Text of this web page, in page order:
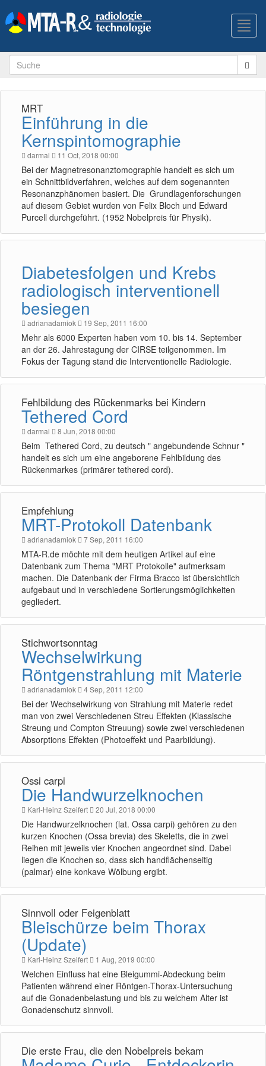
MRT
Einführung in die
Kernspintomographie
darmal 11 Oct, 2018 00:00
Bei der Magnetresonanztomographie handelt es sich um
ein Schnittbildverfahren, welches auf dem sogenannten
Resonanzphänomen basiert. Die Grundlagenforschungen
auf diesem Gebiet wurden von Felix Bloch und Edward
Purcell durchgeführt. (1952 Nobelpreis für Physik).
Diabetesfolgen und Krebs
radiologisch interventionell
besiegen
adrianadamiok 19 Sep, 2011 16:00
Mehr als 6000 Experten haben vom 10. bis 14. September
an der 26. Jahrestagung der CIRSE teilgenommen. Im
Fokus der Tagung stand die Interventionelle Radiologie.
Fehlbildung des Rückenmarks bei Kindern
Tethered Cord
darmal 8 Jun, 2018 00:00
Beim Tethered Cord, zu deutsch " angebundende Schnur "
handelt es sich um eine angeborene Fehlbildung des
Rückenmarkes (primärer tethered cord).
Empfehlung
MRT-Protokoll Datenbank
adrianadamiok 7 Sep, 2011 16:00
MTA-R.de möchte mit dem heutigen Artikel auf eine
Datenbank zum Thema "MRT Protokolle" aufmerksam
machen. Die Datenbank der Firma Bracco ist übersichtlich
aufgebaut und in verschiedene Sortierungsmöglichkeiten
gegliedert.
Stichwortsonntag
Wechselwirkung
Röntgenstrahlung mit Materie
adrianadamiok 4 Sep, 2011 12:00
Bei der Wechselwirkung von Strahlung mit Materie redet
man von zwei Verschiedenen Streu Effekten (Klassische
Streung und Compton Streuung) sowie zwei verschiedenen
Absorptions Effekten (Photoeffekt und Paarbildung).
Ossi carpi
Die Handwurzelknochen
Karl-Heinz Szeifert 20 Jul, 2018 00:00
Die Handwurzelknochen (lat. Ossa carpi) gehören zu den
kurzen Knochen (Ossa brevia) des Skeletts, die in zwei
Reihen mit jeweils vier Knochen angeordnet sind. Dabei
liegen die Knochen so, dass sich handflächenseitig
(palmar) eine konkave Wölbung ergibt.
Sinnvoll oder Feigenblatt
Bleischürze beim Thorax
(Update)
Karl-Heinz Szeifert 1 Aug, 2019 00:00
Welchen Einfluss hat eine Bleigummi-Abdeckung beim
Patienten während einer Röntgen-Thorax-Untersuchung
auf die Gonadenbelastung und bis zu welchem Alter ist
Gonadenschutz sinnvoll.
Die erste Frau, die den Nobelpreis bekam